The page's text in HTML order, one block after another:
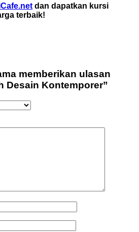
dan dapatkan kursi
terbaik!
memberikan ulasan
Desain Kontemporer”